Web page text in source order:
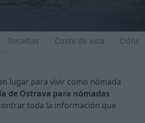
Reseñas Coste de vida
lugar para vivir como nómada
de Ostrava para nómadas
toda la información que